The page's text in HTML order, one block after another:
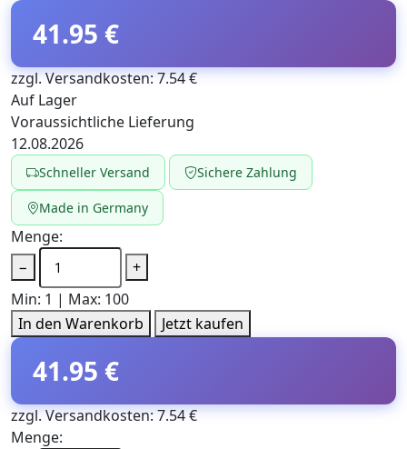
41.95 €
zzgl. Versandkosten: 7.54 €
Auf Lager
Voraussichtliche Lieferung
12.08.2026
Schneller Versand Sichere Zahlung
Made in Germany
Menge:
−
+
Min: 1 | Max: 100
In den Warenkorb
Jetzt kaufen
41.95 €
zzgl. Versandkosten: 7.54 €
Menge: